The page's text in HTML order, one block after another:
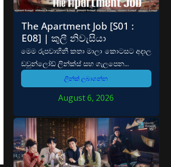
The Apartment Job [S01 :
E08] | කුලී නිවැසියා
මෙම රුපවාහිනී කතා මාලා කොටසට අදාල
ඩවුන්ලෝඩ් ලින්ක්ස් සහ ගැලපෙන...
ලින්ක් ලබාගන්න
August 6, 2026